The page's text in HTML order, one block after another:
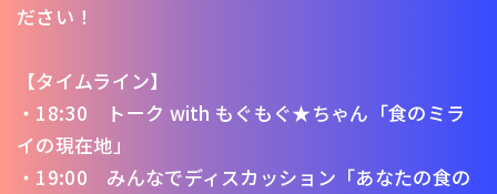
ださい！
【タイムライン】
・18:30 トーク with もぐもぐ★ちゃん「食のミラ
イの現在地」
・19:00 みんなでディスカッション「あなたの食の